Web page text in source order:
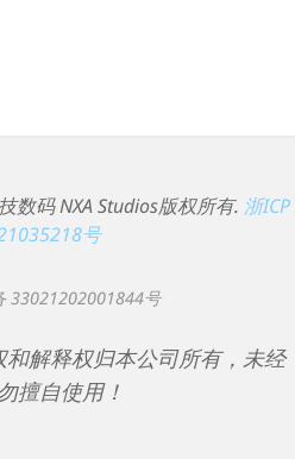
数码 NXA Studios版权所有. 浙ICP
号
33021202001844号
解释权归本公司所有，未经
擅自使用！